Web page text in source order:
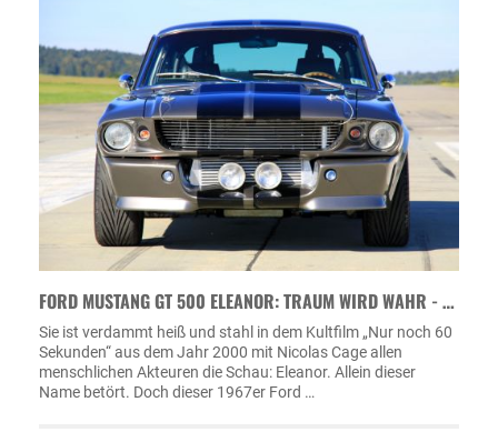
FORD MUSTANG GT 500 ELEANOR: TRAUM WIRD WAHR - …
Sie ist verdammt heiß und stahl in dem Kultfilm „Nur noch 60
Sekunden“ aus dem Jahr 2000 mit Nicolas Cage allen
menschlichen Akteuren die Schau: Eleanor. Allein dieser
Name betört. Doch dieser 1967er Ford …